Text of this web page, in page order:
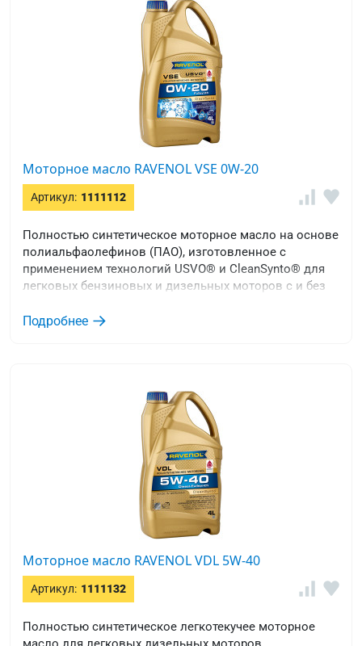
Моторное масло RAVENOL VSE 0W-20
Артикул: 1111112
Полностью синтетическое моторное масло на основе
полиальфаолефинов (ПАО), изготовленное с
применением технологий USVO® и CleanSynto® для
легковых бензиновых и дизельных моторов с и без
Подробнее
Моторное масло RAVENOL VDL 5W-40
Артикул: 1111132
Полностью синтетическое легкотекучее моторное